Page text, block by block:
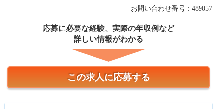
お問い合わせ番号：489057
応募に必要な経験、実際の年収例など
詳しい情報がわかる
この求人に応募する